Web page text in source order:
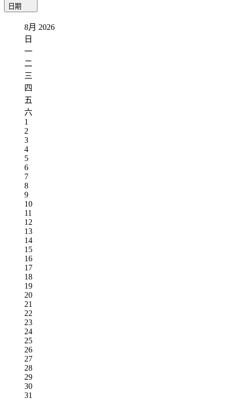
日期
8月 2026
日
一
二
三
四
五
六
1
2
3
4
5
6
7
8
9
10
11
12
13
14
15
16
17
18
19
20
21
22
23
24
25
26
27
28
29
30
31